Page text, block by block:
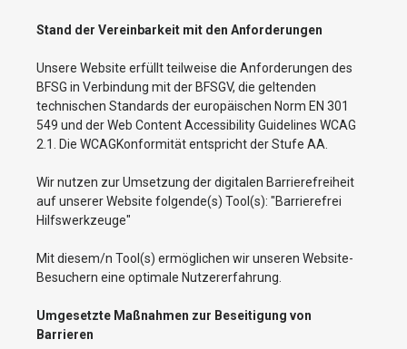
Stand der Vereinbarkeit mit den Anforderungen
Unsere Website erfüllt teilweise die Anforderungen des
BFSG in Verbindung mit der BFSGV, die geltenden
technischen Standards der europäischen Norm EN 301
549 und der Web Content Accessibility Guidelines WCAG
2.1. Die WCAGKonformität entspricht der Stufe AA.
Wir nutzen zur Umsetzung der digitalen Barrierefreiheit
auf unserer Website folgende(s) Tool(s): "Barrierefrei
Hilfswerkzeuge"
Mit diesem/n Tool(s) ermöglichen wir unseren Website-
Besuchern eine optimale Nutzererfahrung.
Umgesetzte Maßnahmen zur Beseitigung von
Barrieren